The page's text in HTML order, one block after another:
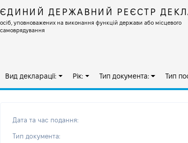
ЄДИНИЙ ДЕРЖАВНИЙ РЕЄСТР
осіб, уповноважених на виконання функцій держави або місцевого
самоврядування
Вид декларації: Рік: Тип документа: Тип
Дата та час подання:
Тип документа: